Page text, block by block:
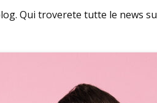
Qui troverete tutte le news su